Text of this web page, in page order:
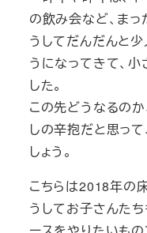
の飲み会など、まっ
うしてだんだんと
うになってきて、
した。
この先どうなるの
しの辛抱だと思っ
しょう。
こちらは2018年の
うしてお子さんた